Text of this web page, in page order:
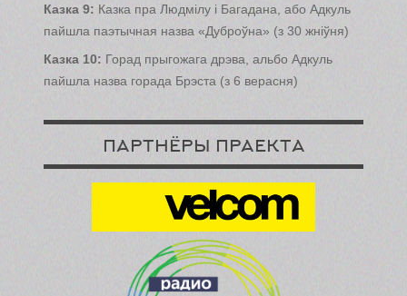
Казка 9: Казка пра Людмілу і Багадана, або Адкуль
пайшла паэтычная назва «Дуброўна» (з 30 жніўня)
Казка 10: Горад прыгожага дрэва, альбо Aдкуль
пайшла назва горада Брэста (з 6 верасня)
ПАРТНЁРЫ ПРАЕКТА